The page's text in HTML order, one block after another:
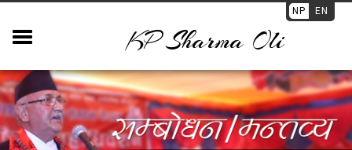
NP EN
KP Sharma Oli